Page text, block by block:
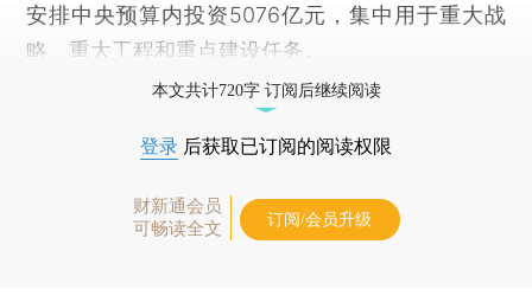
安排中央预算内投资5076亿元，集中用于重大战
略、重大工程和重点建设任务。
本文共计720字 订阅后继续阅读
登录 后获取已订阅的阅读权限
财新通会员
可畅读全文
订阅/会员升级